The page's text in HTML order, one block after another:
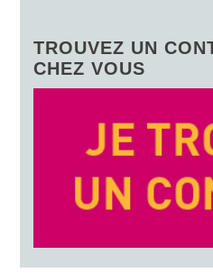
TROUVEZ UN
CHEZ VOUS